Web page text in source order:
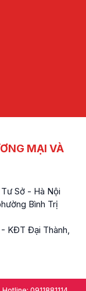
MẠI VÀ
Sở - Hà Nội
Bình Trị
KĐT Đại Thành,